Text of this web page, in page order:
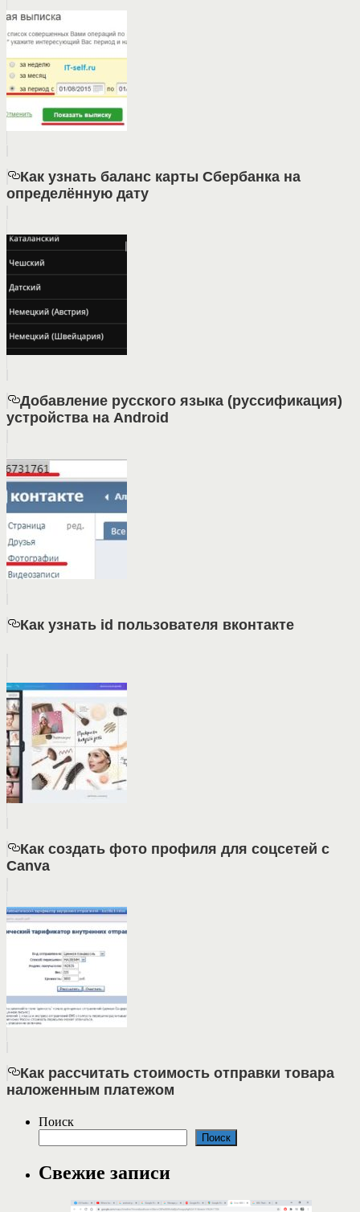
Как узнать баланс карты Сбербанка на
определённую дату
Добавление русского языка (руссификация)
устройства на Android
Как узнать id пользователя вконтакте
Как создать фото профиля для соцсетей с
Canva
Как рассчитать стоимость отправки товара
наложенным платежом
Поиск
Поиск
Свежие записи